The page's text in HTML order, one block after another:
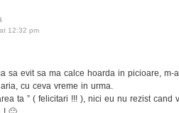
12:32 pm
sa evit sa ma calce hoarda in picioare, m-
cu ceva vreme in urma.
ta ” ( felicitari !!! ), nici eu nu rezist cand